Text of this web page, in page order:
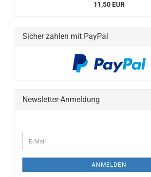
11,50 EUR
Sicher zahlen mit PayPal
Newsletter-Anmeldung
ZUR
E-
Mail
ANMELDEN